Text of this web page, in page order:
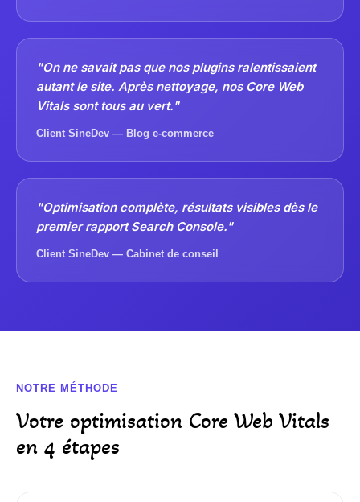
"On ne savait pas que nos plugins ralentissaient
autant le site. Après nettoyage, nos Core Web
Vitals sont tous au vert."
Client SineDev — Blog e-commerce
"Optimisation complète, résultats visibles dès le
premier rapport Search Console."
Client SineDev — Cabinet de conseil
NOTRE MÉTHODE
Votre optimisation Core Web Vitals
en 4 étapes